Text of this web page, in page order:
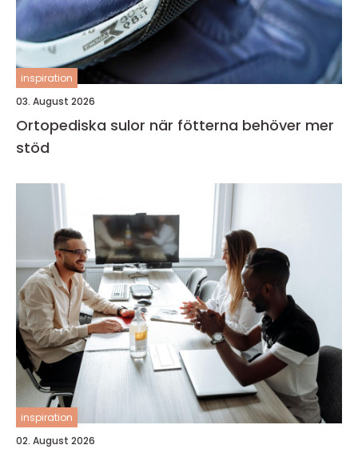
inspiration
03. August 2026
Ortopediska sulor när fötterna behöver mer
stöd
inspiration
02. August 2026